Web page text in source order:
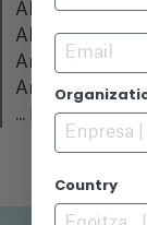
Albania
Alemania
Andorra
Angola
...
[Ver más]
Email
Country